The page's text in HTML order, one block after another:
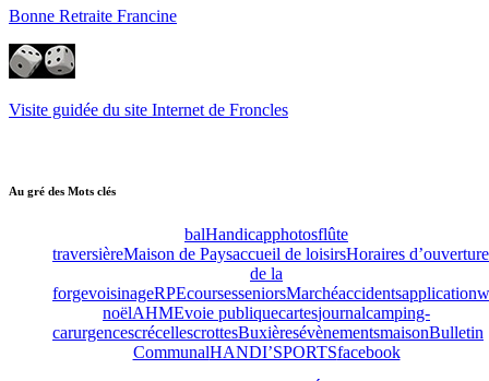
Bonne Retraite Francine
Visite guidée du site Internet de Froncles
Au gré des Mots clés
balHandicapphotosflûte
traversièreMaison de Paysaccueil de loisirsHoraires d’ouverture
de la
forgevoisinageRPEcoursesseniorsMarchéaccidentsapplication
noëlAHMEvoie publiquecartesjournalcamping-
carurgencescrécellescrottesBuxièresévènementsmaisonBulletin
CommunalHANDI’SPORTSfacebook